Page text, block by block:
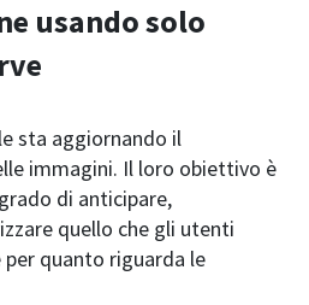
usando solo
sta aggiornando il
immagini. Il loro obiettivo è
di anticipare,
quello che gli utenti
quanto riguarda le